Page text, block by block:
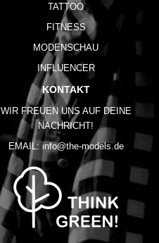
TATTOO
FITNESS
MODENSCHAU
INFLUENCER
KONTAKT
WIR FREUEN UNS AUF DEINE
NACHRICHT!
EMAIL: info@the-models.de